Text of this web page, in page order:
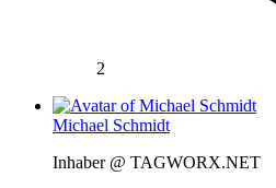
2
Michael Schmidt
Inhaber @ TAGWORX.NET